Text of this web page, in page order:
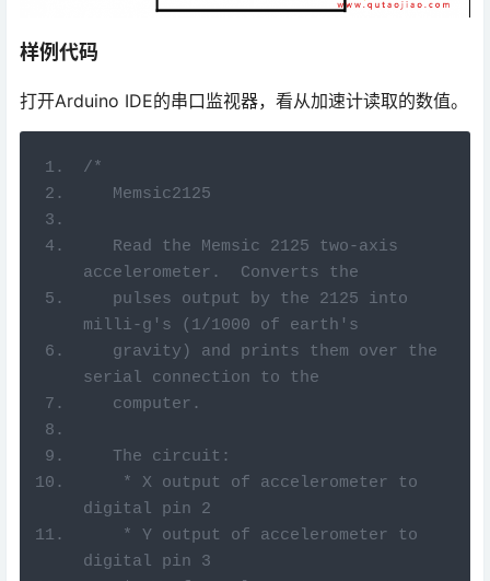
样例代码
打开Arduino IDE的串口监视器，看从加速计读取的数值。
/*
   Memsic2125
accelerometer.  Converts the
milli-g's (1/1000 of earth's
serial connection to the
   computer.
   The circuit:
digital pin 2
digital pin 3